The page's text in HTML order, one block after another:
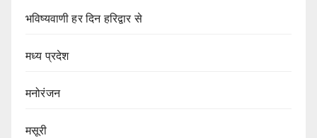
भविष्यवाणी हर दिन हरिद्वार से
मध्य प्रदेश
मनोरंजन
मसूरी